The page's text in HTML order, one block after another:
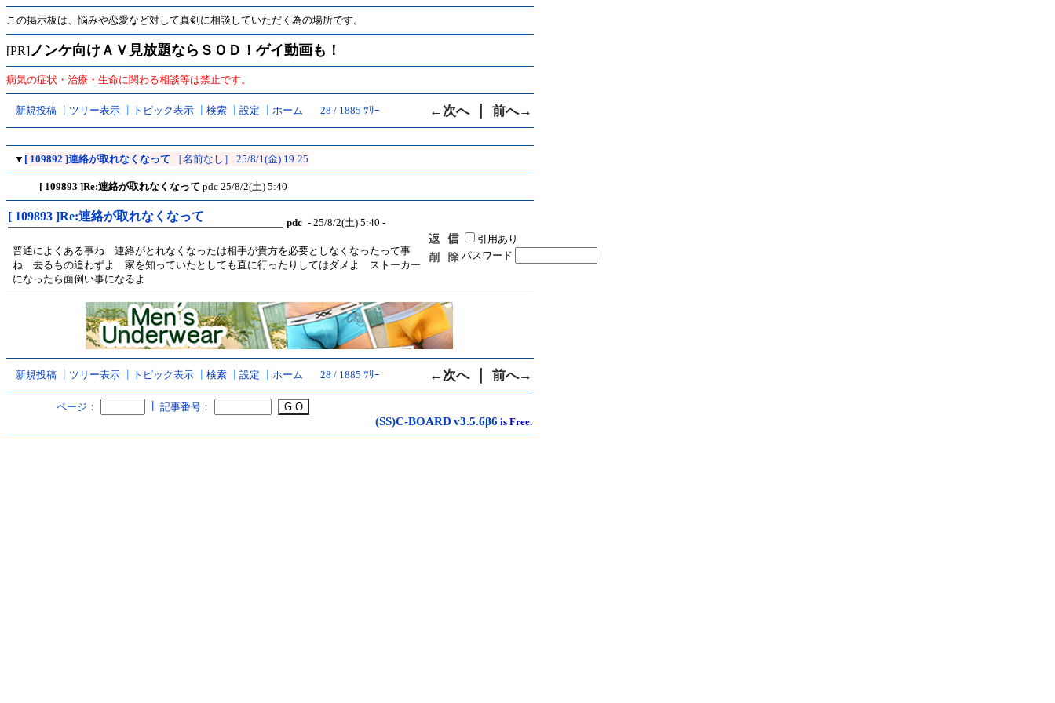
この掲示板は、悩みや恋愛など対して真剣に相談していただく為の場所です。
[PR]ノンケ向けＡＶ見放題ならＳＯＤ！ゲイ動画も！
病気の症状・治療・生命に関わる相談等は禁止です。
新規投稿 ツリー表示 トピック表示 検索 設定 ホーム 28 / 1885 ﾂﾘｰ ←次へ｜ 前へ→
▼ [ 109892 ]連絡が取れなくなって ［名前なし］ 25/8/1(金) 19:25
[ 109893 ]Re:連絡が取れなくなって pdc 25/8/2(土) 5:40
[ 109893 ]Re:連絡が取れなくなって pdc - 25/8/2(土) 5:40 -
普通によくある事ね 連絡がとれなくなったは相手が貴方を必要としなくなったって事
ね 去るもの追わずよ 家を知っていたとしても直に行ったりしてはダメよ ストーカー
になったら面倒い事になるよ
引用あり
パスワード
新規投稿 ツリー表示 トピック表示 検索 設定 ホーム 28 / 1885 ﾂﾘｰ ←次へ｜ 前へ→
ページ： 記事番号：
(SS)C-BOARD v3.5.6β6 is Free.